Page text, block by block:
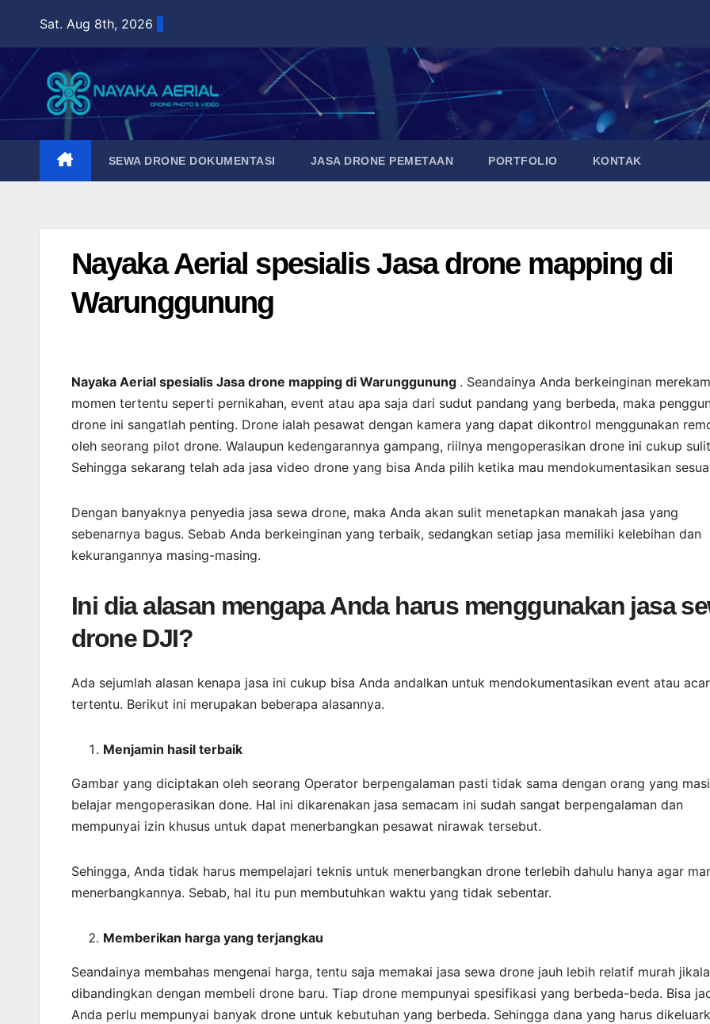
content
Sat. Aug 8th, 2026
SEWA DRONE DOKUMENTASI JASA DRONE PEMETAAN PORTFOLIO KONTAK
Nayaka Aerial spesialis Jasa drone mapping di
Warunggunung
Nayaka Aerial spesialis Jasa drone mapping di Warunggunung . Seandainya Anda berkeinginan merekam
momen tertentu seperti pernikahan, event atau apa saja dari sudut pandang yang berbeda, maka
drone ini sangatlah penting. Drone ialah pesawat dengan kamera yang dapat dikontrol menggunakan
oleh seorang pilot drone. Walaupun kedengarannya gampang, riilnya mengoperasikan drone ini cukup
Sehingga sekarang telah ada jasa video drone yang bisa Anda pilih ketika mau mendokumentasikan
Dengan banyaknya penyedia jasa sewa drone, maka Anda akan sulit menetapkan manakah jasa yang
sebenarnya bagus. Sebab Anda berkeinginan yang terbaik, sedangkan setiap jasa memiliki kelebihan dan
kekurangannya masing-masing.
Ini dia alasan mengapa Anda harus menggunakan jasa
drone DJI?
Ada sejumlah alasan kenapa jasa ini cukup bisa Anda andalkan untuk mendokumentasikan event atau
tertentu. Berikut ini merupakan beberapa alasannya.
Menjamin hasil terbaik
Gambar yang diciptakan oleh seorang Operator berpengalaman pasti tidak sama dengan orang yang
belajar mengoperasikan done. Hal ini dikarenakan jasa semacam ini sudah sangat berpengalaman dan
mempunyai izin khusus untuk dapat menerbangkan pesawat nirawak tersebut.
Sehingga, Anda tidak harus mempelajari teknis untuk menerbangkan drone terlebih dahulu hanya agar
menerbangkannya. Sebab, hal itu pun membutuhkan waktu yang tidak sebentar.
Memberikan harga yang terjangkau
Seandainya membahas mengenai harga, tentu saja memakai jasa sewa drone jauh lebih relatif murah
dibandingkan dengan membeli drone baru. Tiap drone mempunyai spesifikasi yang berbeda-beda. Bisa
Anda perlu mempunyai banyak drone untuk kebutuhan yang berbeda. Sehingga dana yang harus